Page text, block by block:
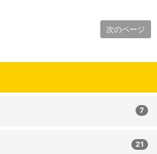
次のページ
7
21